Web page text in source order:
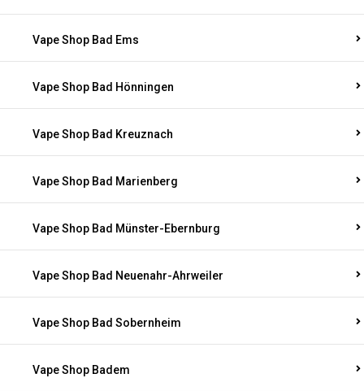
Vape Shop Bad Ems
Vape Shop Bad Hönningen
Vape Shop Bad Kreuznach
Vape Shop Bad Marienberg
Vape Shop Bad Münster-Ebernburg
Vape Shop Bad Neuenahr-Ahrweiler
Vape Shop Bad Sobernheim
Vape Shop Badem